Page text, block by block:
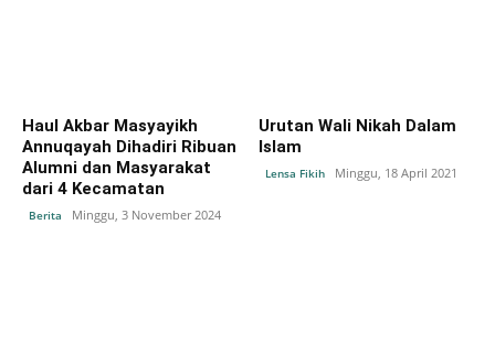
Haul Akbar Masyayikh
Annuqayah Dihadiri Ribuan
Alumni dan Masyarakat
dari 4 Kecamatan
Berita Minggu, 3 November 2024
Urutan Wali Nikah Dalam
Islam
Lensa Fikih Minggu, 18 April 2021